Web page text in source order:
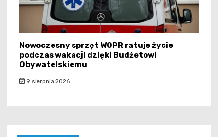
Nowoczesny sprzęt WOPR ratuje życie
podczas wakacji dzięki Budżetowi
Obywatelskiemu
9 sierpnia 2026